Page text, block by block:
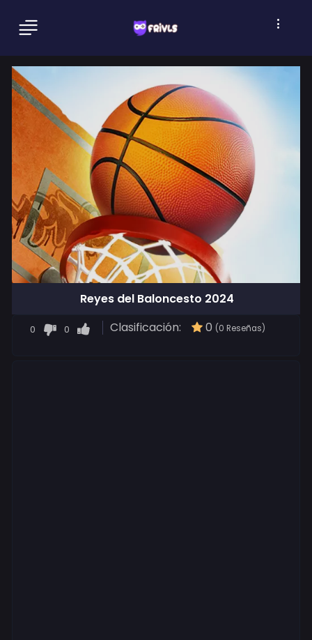
Reyes del Baloncesto 2024
0 0 Clasificación: 0 (0 Reseñas)